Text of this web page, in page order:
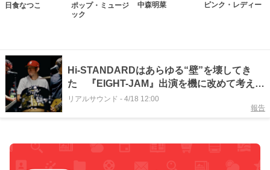
日食なつこ
ポップ・ミュージ
ック
中森明菜 ピンク・レディー
Hi-STANDARDはあらゆる“壁”を壊してき
た 『EIGHT-JAM』出演を機に改めて考える
功績と現在地
リアルサウンド - 4/18 12:00
報告